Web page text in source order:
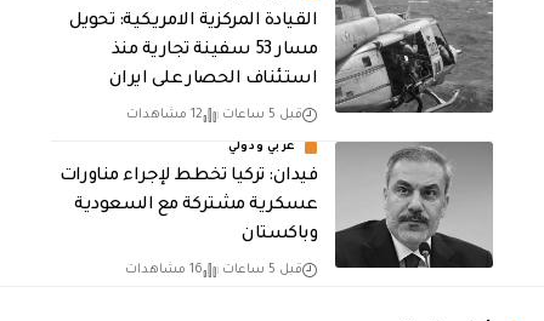
القيادة المركزية الامريكية: تحويل
مسار 53 سفينة تجارية منذ
استئناف الحصار على ايران
قبل 5 ساعات 12 مشاهدات
عربي ودولي
فيدان: تركيا تخطط لإجراء مناورات
عسكرية مشتركة مع السعودية
وباكستان
قبل 5 ساعات 16 مشاهدات